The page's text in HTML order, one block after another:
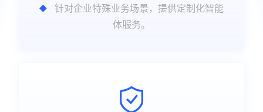
针对企业特殊业务场景，提供定制化智能
体服务。